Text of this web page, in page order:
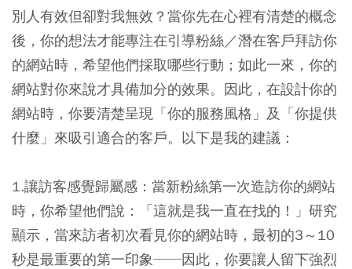
別人有效但卻對我無效？ 當你先在心裡有清楚的概念
後，你的想法才能專注在引導粉絲／潛在客戶拜訪你
的網站時，希望他們採取哪些行動；如此一來，你的
網站對你來說才具備加分的效果。因此，在設計你的
網站時，你要清楚呈現「你的服務風格」及「你提供
什麼」來吸引適合的客戶。以下是我的建議：
1.讓訪客感覺歸屬感： 當新粉絲第一次造訪你的網站
時，你希望他們說：「這就是我一直在找的！」研究
顯示，當來訪者初次看見你的網站時，最初的3～10
秒是最重要的第一印象──因此，你要讓人留下強烈